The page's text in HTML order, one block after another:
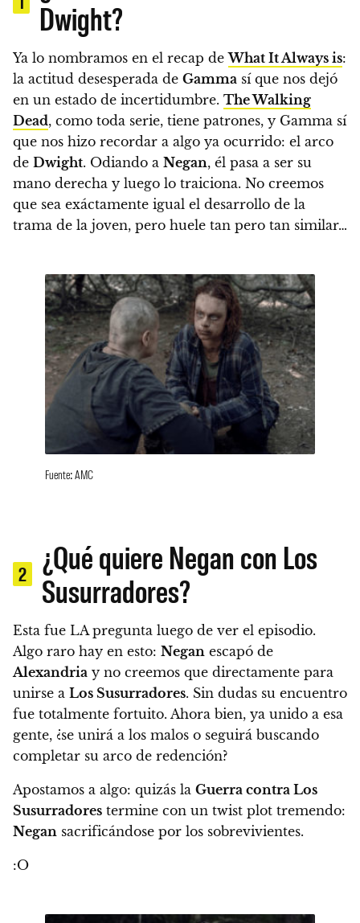
Dwight?
Ya lo nombramos en el recap deWhat It Always is:
la actitud desesperada de Gamma sí que nos dejó
en un estado de incertidumbre. The Walking
Dead, como toda serie, tiene patrones, y Gamma sí
que nos hizo recordar a algo ya ocurrido: el arco
de Dwight. Odiando a Negan, él pasa a ser su
mano derecha y luego lo traiciona. No creemos
que sea exáctamente igual el desarrollo de la
trama de la joven, pero huele tan pero tan similar…
Fuente: AMC
2
¿Qué quiere Negan con Los
Susurradores?
Esta fue LA pregunta luego de ver el episodio.
Algo raro hay en esto: Negan escapó de
Alexandria y no creemos que directamente para
unirse a Los Susurradores. Sin dudas su encuentro
fue totalmente fortuito. Ahora bien, ya unido a esa
gente, ¿se unirá a los malos o seguirá buscando
completar su arco de redención?
Apostamos a algo: quizás la Guerra contra Los
Susurradores termine con un twist plot tremendo:
Negan sacrificándose por los sobrevivientes.
:O